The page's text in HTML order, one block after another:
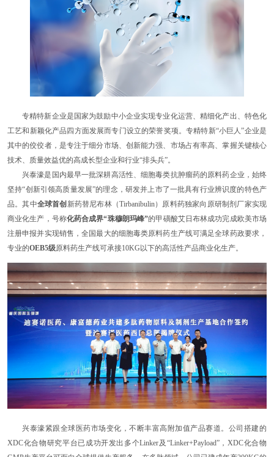
专精特新企业是国家为鼓励中小企业实现专业化运营、精细化产出、特色化
工艺和新颖化产品四方面发展而专门设立的荣誉奖项。专精特新“小巨人”企业是
其中的佼佼者，是专注于细分市场、创新能力强、市场占有率高、掌握关键核心
技术、质量效益优的高成长型企业和行业“排头兵”。
兴泰濠是国内最早一批深耕高活性、细胞毒类抗肿瘤药的原料药企业，始终
坚持“创新引领高质量发展”的理念，研发并上市了一批具有行业辨识度的特色产
品。其中全球首创 新药替尼布林（Tirbanibulin）原料药独家向原研制剂厂家实现
商业化生产，号称化药合成界“珠穆朗玛峰”的甲磺酸艾日布林成功完成欧美市场
注册申报并实现销售，全国最大的细胞毒类原料药生产线可满足全球药政要求，
专业的OEB5级原料药生产线可承接10KG以下的高活性产品商业化生产。
兴泰濠紧跟全球医药市场变化，不断丰富高附加值产品赛道。公司搭建的
XDC化合物研究平台已成功开发出多个Linker及“Linker+Payload”，XDC化合物